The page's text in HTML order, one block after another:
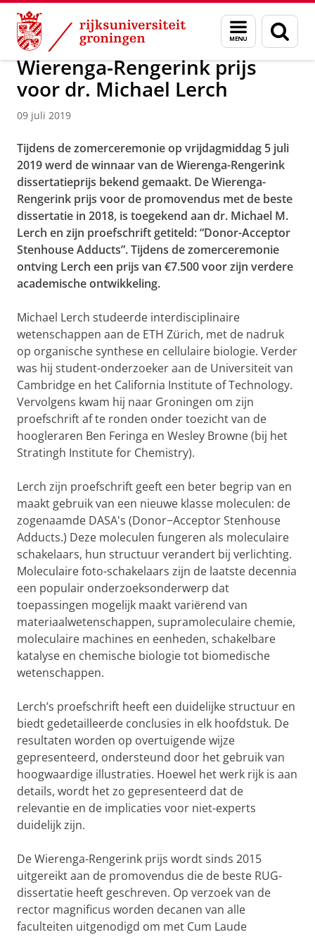
Skip
Content
Skip
Navigation
Menu
en
zoeken
Over ons Faculty of Science and Engineering Nieuws
Wierenga-Rengerink prijs
voor dr. Michael Lerch
09 juli 2019
Tijdens de zomerceremonie op vrijdagmiddag 5 juli
2019 werd de winnaar van de Wierenga-Rengerink
dissertatieprijs bekend gemaakt. De Wierenga-
Rengerink prijs voor de promovendus met de beste
dissertatie in 2018, is toegekend aan dr. Michael M.
Lerch en zijn proefschrift getiteld: “Donor-Acceptor
Stenhouse Adducts”. Tijdens de zomerceremonie
ontving Lerch een prijs van €7.500 voor zijn verdere
academische ontwikkeling.
Michael Lerch studeerde interdisciplinaire
wetenschappen aan de ETH Zürich, met de nadruk
op organische synthese en cellulaire biologie. Verder
was hij student-onderzoeker aan de Universiteit van
Cambridge en het California Institute of Technology.
Vervolgens kwam hij naar Groningen om zijn
proefschrift af te ronden onder toezicht van de
hoogleraren Ben Feringa en Wesley Browne (bij het
Stratingh Institute for Chemistry).
Lerch zijn proefschrift geeft een beter begrip van en
maakt gebruik van een nieuwe klasse moleculen: de
zogenaamde DASA's (Donor−Acceptor Stenhouse
Adducts.) Deze moleculen fungeren als moleculaire
schakelaars, hun structuur verandert bij verlichting.
Moleculaire foto-schakelaars zijn de laatste decennia
een populair onderzoeksonderwerp dat
toepassingen mogelijk maakt variërend van
materiaalwetenschappen, supramoleculaire chemie,
moleculaire machines en eenheden, schakelbare
katalyse en chemische biologie tot biomedische
wetenschappen.
Lerch’s proefschrift heeft een duidelijke structuur en
biedt gedetailleerde conclusies in elk hoofdstuk. De
resultaten worden op overtuigende wijze
gepresenteerd, ondersteund door het gebruik van
hoogwaardige illustraties. Hoewel het werk rijk is aan
details, wordt het zo gepresenteerd dat de
relevantie en de implicaties voor niet-experts
duidelijk zijn.
De Wierenga-Rengerink prijs wordt sinds 2015
uitgereikt aan de promovendus die de beste RUG-
dissertatie heeft geschreven. Op verzoek van de
rector magnificus worden decanen van alle
faculteiten uitgenodigd om met Cum Laude